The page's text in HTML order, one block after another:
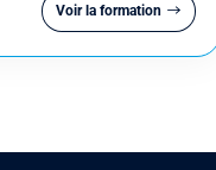
Voir la formation